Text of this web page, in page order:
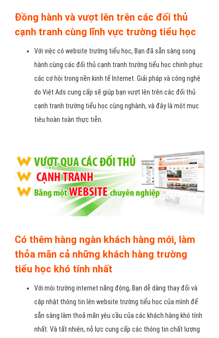
Đồng hành và vượt lên trên các đối thủ
cạnh tranh cùng lĩnh vực trường tiểu học
Với việc có website trường tiểu học, Bạn đã sẵn sàng song
hành cùng các đối thủ cạnh tranh trường tiểu học chinh phục
các cơ hội trong nền kinh tế Internet. Giải pháp và công nghệ
do Việt Ads cung cấp sẽ giúp bạn vượt lên trên các đối thủ
cạnh tranh trường tiểu học cùng nghành, và đây là một mục
tiêu hoàn toàn thực tiễn.
Có thêm hàng ngàn khách hàng mới, làm
thỏa mãn cả những khách hàng trường
tiểu học khó tính nhất
Với môi trường internet năng động, Bạn dễ dàng thay đổi và
cập nhật thông tin lên website trường tiểu học của mình để
sẵn sàng làm thoả mãn yêu cầu của các khách hàng khó tính
nhất. Và tất nhiên, nỗ lực cung cấp các thông tin chất lượng